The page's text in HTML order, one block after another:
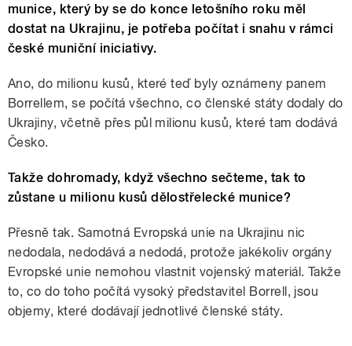
munice, který by se do konce letošního roku měl
dostat na Ukrajinu, je potřeba počítat i snahu v rámci
české muniční iniciativy.
Ano, do milionu kusů, které teď byly oznámeny panem
Borrellem, se počítá všechno, co členské státy dodaly do
Ukrajiny, včetně přes půl milionu kusů, které tam dodává
Česko.
Takže dohromady, když všechno sečteme, tak to
zůstane u milionu kusů dělostřelecké munice?
Přesně tak. Samotná Evropská unie na Ukrajinu nic
nedodala, nedodává a nedodá, protože jakékoliv orgány
Evropské unie nemohou vlastnit vojenský materiál. Takže
to, co do toho počítá vysoký představitel Borrell, jsou
objemy, které dodávají jednotlivé členské státy.